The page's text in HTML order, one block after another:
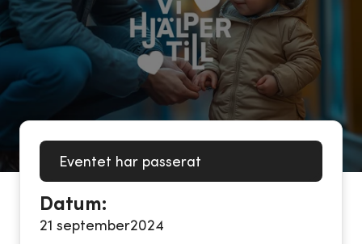
Eventet har passerat
Datum:
21 september2024